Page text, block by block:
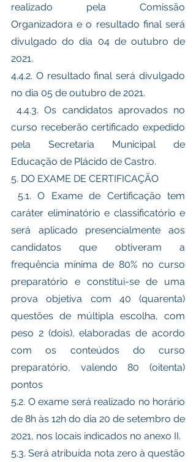
realizado pela Comissão
Organizadora e o resultado final será
divulgado do dia 04 de outubro de
2021.
4.4.2. O resultado final será divulgado
no dia 05 de outubro de 2021.
4.4.3. Os candidatos aprovados no
curso receberão certificado expedido
pela Secretaria Municipal de
Educação de Plácido de Castro.
5. DO EXAME DE CERTIFICAÇÃO
caráter eliminatório e classificatório e
será aplicado presencialmente aos
candidatos que obtiveram a
frequência mínima de 80% no curso
preparatório e constitui-se de uma
prova objetiva com 40 (quarenta)
questões de múltipla escolha, com
peso 2 (dois), elaboradas de acordo
com os conteúdos do curso
preparatório, valendo 80 (oitenta)
pontos
5.2. O exame será realizado no horário
de 8h às 12h do dia 20 de setembro de
2021, nos locais indicados no anexo II.
5.3. Será atribuída nota zero à questão